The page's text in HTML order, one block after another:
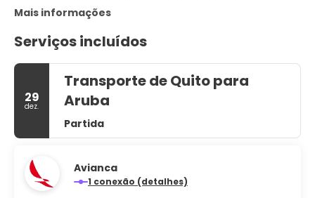
Mais informações
Serviços incluídos
29
dez.
Transporte de Quito para
Aruba
Partida
Avianca
1 conexão (detalhes)